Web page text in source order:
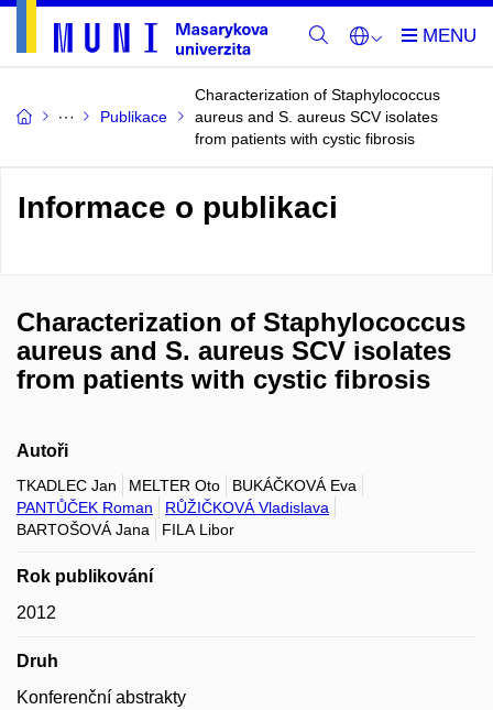
Publikace
Characterization of Staphylococcus
aureus and S. aureus SCV isolates
from patients with cystic fibrosis
Informace o publikaci
Characterization of Staphylococcus
aureus and S. aureus SCV isolates
from patients with cystic fibrosis
Autoři
TKADLEC Jan MELTER Oto
BUKÁČKOVÁ Eva
PANTŮČEK Roman
RŮŽIČKOVÁ Vladislava
BARTOŠOVÁ Jana
FILA Libor
Rok publikování
2012
Druh
Konferenční abstrakty